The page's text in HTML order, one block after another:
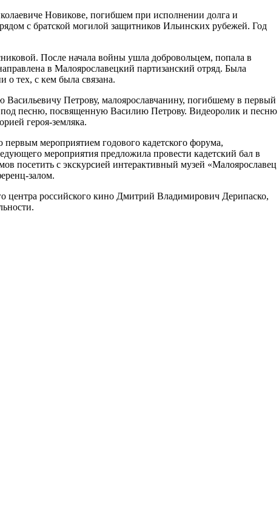
Новикове, погибшем при исполнении долга и
с братской могилой защитников Ильинских рубежей. Год
После начала войны ушла добровольцем, попала в
в Малоярославецкий партизанский отряд. Была
о тех, с кем была связана.
Петрову, малоярославчанину, погибшему в первый
под песню, посвященную Василию Петрову. Видеоролик и песню
героя-земляка.
мероприятием годового кадетского форума,
мероприятия предложила провести кадетский бал в
посетить с экскурсией интерактивный музей «Малоярославец
залом.
центра российского кино Дмитрий Владимирович Дерипаско,